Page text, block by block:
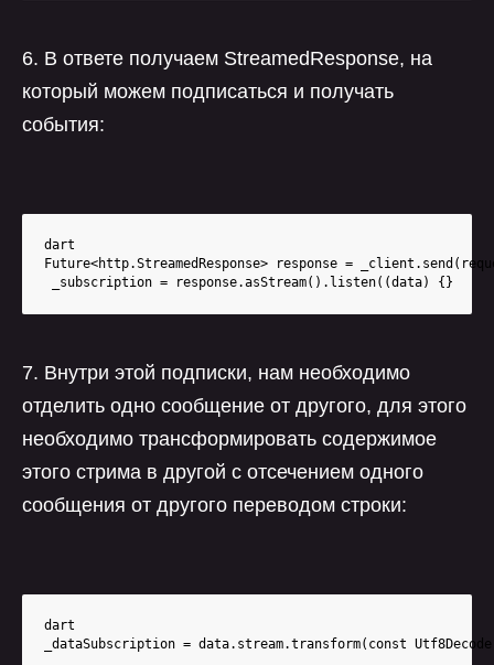
6. В ответе получаем StreamedResponse, на
который можем подписаться и получать
события:
dart
Future<http.StreamedResponse> response =
_subscription = response.asStream().listen((data) {}
7. Внутри этой подписки, нам необходимо
отделить одно сообщение от другого, для этого
необходимо трансформировать содержимое
этого стрима в другой с отсечением одного
сообщения от другого переводом строки:
dart
_dataSubscription = data.stream.transform(const